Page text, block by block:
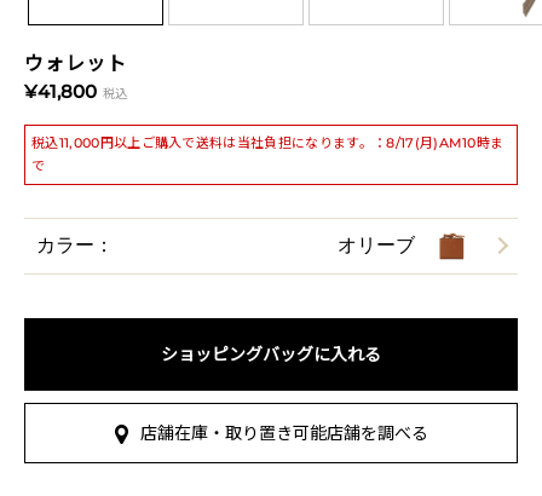
ウォレット
¥41,800 税込
税込11,000円以上ご購入で送料は当社負担になります。：8/17(月)AM10時ま
で
カラー： オリーブ
ショッピングバッグに入れる
店舗在庫・取り置き可能店舗を調べる